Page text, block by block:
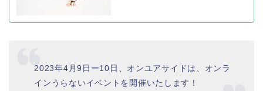
2023年4月9日ー10日、オンユアサイドは、オンラ
インうらないイベントを開催いたします！